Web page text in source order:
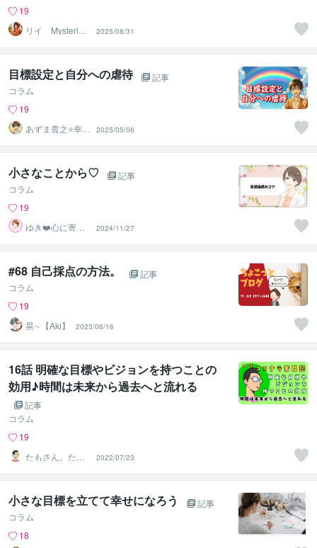
19
リイ Mysteriou
s W
2025/08/31
目標設定と自分への虐待
記事
コラム
19
あずま貴之⭐幸せ
自分軸の生き方
育成コーチ
2025/05/06
小さなことから♡
記事
コラム
19
ゆき❤️心に寄り
添う癒しのナー
ス
2024/11/27
#68 自己採点の方法。
記事
コラム
19
晃∼【Aki】
2023/06/16
16話 明確な目標やビジョンを持つことの
効用♪時間は未来から過去へと流れる
記事
コラム
19
たもさん。ただ
そこに居るひと
2022/07/23
小さな目標を立てて幸せになろう
記事
コラム
18